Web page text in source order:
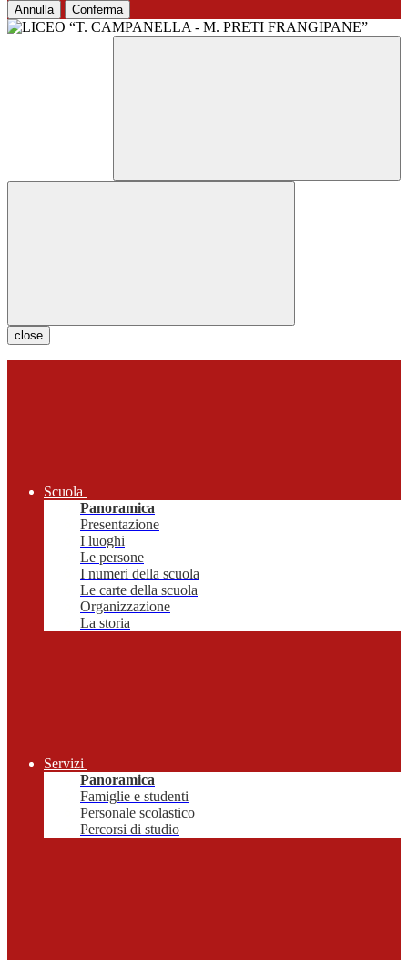
Annulla Conferma
close
Scuola
Panoramica
Presentazione
I luoghi
Le persone
I numeri della scuola
Le carte della scuola
Organizzazione
La storia
Servizi
Panoramica
Famiglie e studenti
Personale scolastico
Percorsi di studio